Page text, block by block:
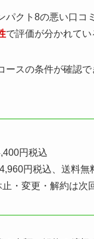
クト8の悪い口コ
で評価が分かれてい
ースの条件が確認で
円税込
円税込、送料無
・変更・解約は